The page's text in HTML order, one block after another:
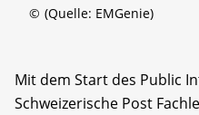
© (Quelle: EMGenie)
Mit dem Start des Public
Schweizerische Post